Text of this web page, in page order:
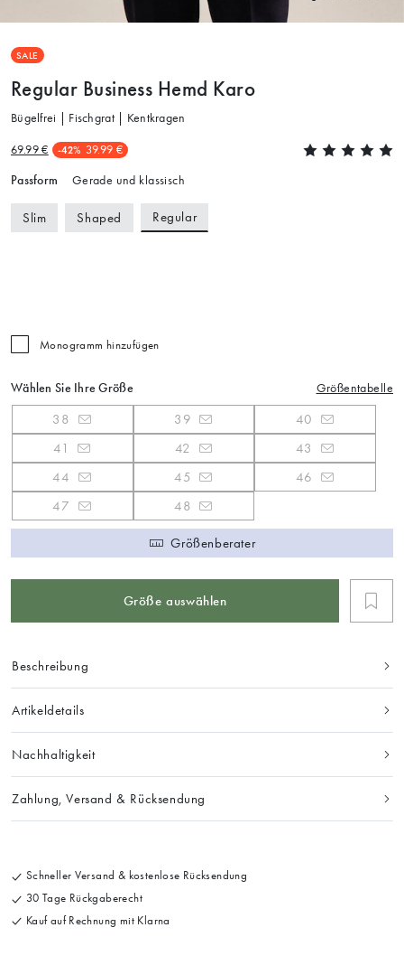
SALE
Regular Business Hemd Karo
Bügelfrei | Fischgrat | Kentkragen
69.99 € -42% 39.99 €
Passform Gerade und klassisch
Slim Shaped Regular
Monogramm hinzufügen
Wählen Sie Ihre Größe Größentabelle
38 39
40
41
42
43
44
45
46
47
48
Größenberater
Größe auswählen
Beschreibung
Artikeldetails
Nachhaltigkeit
Zahlung, Versand & Rücksendung
Schneller Versand & kostenlose Rücksendung
30 Tage Rückgaberecht
Kauf auf Rechnung mit Klarna